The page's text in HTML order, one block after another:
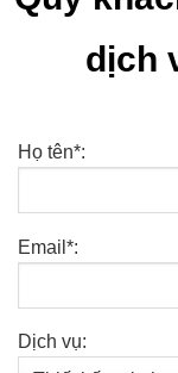
dịch
Họ tên*:
Email*:
Dịch vụ: